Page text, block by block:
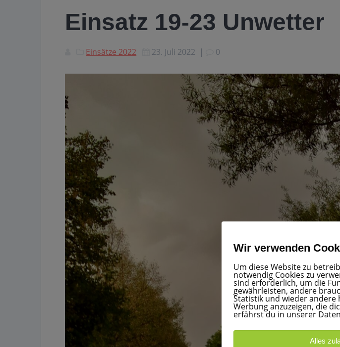
Einsatz 19-23 Unwetter
Einsätze 2022 23. Juli 2022 | 0
Wir verwenden
Um diese Website zu
notwendig Cookies zu
sind erforderlich, um die
gewährleisten, andere
Statistik und wieder
Werbung anzuzeigen, die
erfährst du in unserer
Alles